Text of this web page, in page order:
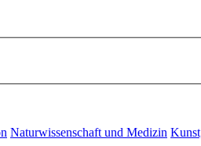
Naturwissenschaft und Medizin